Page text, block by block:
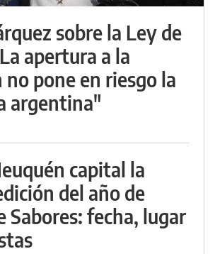
sobre la Ley de
apertura a la
pone en riesgo la
argentina"
capital la
del año de
Sabores: fecha, lugar